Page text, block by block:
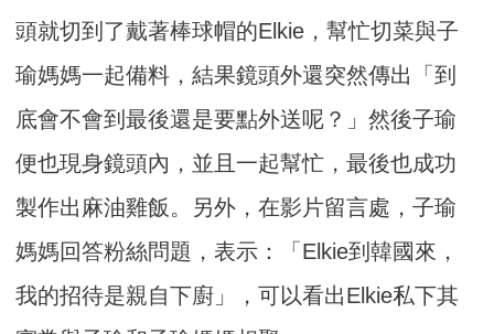
頭就切到了戴著棒球帽的Elkie，幫忙切菜與子
瑜媽媽一起備料，結果鏡頭外還突然傳出「到
底會不會到最後還是要點外送呢？」然後子瑜
便也現身鏡頭內，並且一起幫忙，最後也成功
製作出麻油雞飯。另外，在影片留言處，子瑜
媽媽回答粉絲問題，表示：「Elkie到韓國來，
我的招待是親自下廚」，可以看出Elkie私下其